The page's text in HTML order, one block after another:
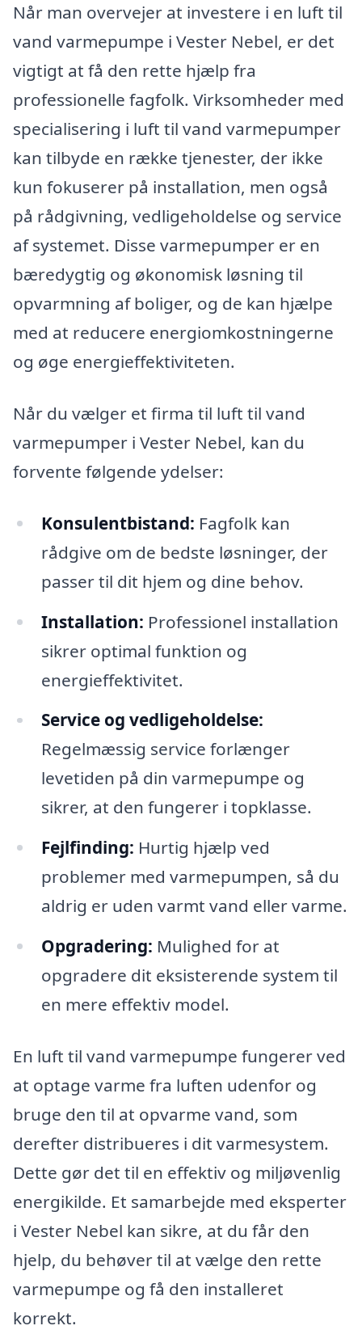
Når man overvejer at investere i en luft til
vand varmepumpe i Vester Nebel, er det
vigtigt at få den rette hjælp fra
professionelle fagfolk. Virksomheder med
specialisering i luft til vand varmepumper
kan tilbyde en række tjenester, der ikke
kun fokuserer på installation, men også
på rådgivning, vedligeholdelse og service
af systemet. Disse varmepumper er en
bæredygtig og økonomisk løsning til
opvarmning af boliger, og de kan hjælpe
med at reducere energiomkostningerne
og øge energieffektiviteten.
Når du vælger et firma til luft til vand
varmepumper i Vester Nebel, kan du
forvente følgende ydelser:
Konsulentbistand: Fagfolk kan
rådgive om de bedste løsninger, der
passer til dit hjem og dine behov.
Installation: Professionel installation
sikrer optimal funktion og
energieffektivitet.
Service og vedligeholdelse:
Regelmæssig service forlænger
levetiden på din varmepumpe og
sikrer, at den fungerer i topklasse.
Fejlfinding: Hurtig hjælp ved
problemer med varmepumpen, så du
aldrig er uden varmt vand eller varme.
Opgradering: Mulighed for at
opgradere dit eksisterende system til
en mere effektiv model.
En luft til vand varmepumpe fungerer ved
at optage varme fra luften udenfor og
bruge den til at opvarme vand, som
derefter distribueres i dit varmesystem.
Dette gør det til en effektiv og miljøvenlig
energikilde. Et samarbejde med eksperter
i Vester Nebel kan sikre, at du får den
hjelp, du behøver til at vælge den rette
varmepumpe og få den installeret
korrekt.